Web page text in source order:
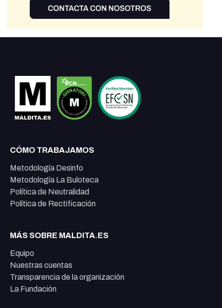
CÓMO TRABAJAMOS
Metodología Desinfo
Metodología La Buloteca
Política de Neutralidad
Política de Rectificación
MÁS SOBRE MALDITA.ES
Equipo
Nuestras cuentas
Transparencia de la organización
La Fundación